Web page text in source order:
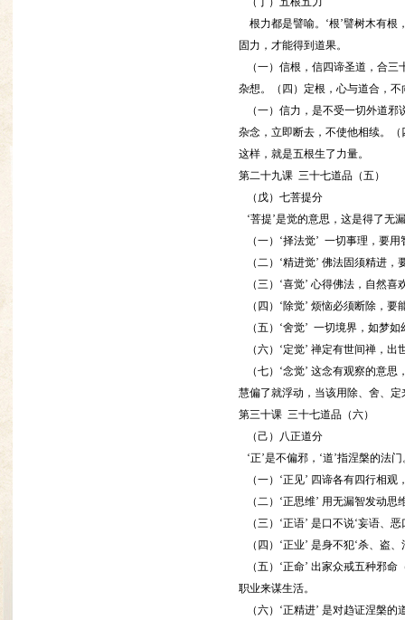
根力都是譬喻。‘根’譬树木有根
固力，才能得到道果。
（一）信根，信四谛圣道，合三
杂想。（四）定根，心与道合，
（一）信力，是不受一切外道邪
杂念，立即断去，不使他相续。
这样，就是五根生了力量。
第二十九课 三十七道品（五）
（戊）七菩提分
‘菩提’是觉的意思，这是得了无
（一）‘择法觉’ 一切事理，要
（二）‘精进觉’ 佛法固须精进
（三）‘喜觉’ 心得佛法，自然喜
（四）‘除觉’ 烦恼必须断除，
（五）‘舍觉’ 一切境界，如梦
（六）‘定觉’ 禅定有世间禅，
（七）‘念觉’ 这念有观察的意
慧偏了就浮动，当该用除、舍、定
第三十课 三十七道品（六）
（己）八正道分
‘正’是不偏邪，‘道’指涅槃的法
（一）‘正见’ 四谛各有四行相观
（二）‘正思维’ 用无漏智发动
（三）‘正语’ 是口不说‘妄语、
（四）‘正业’ 是身不犯‘杀、盗、
（五）‘正命’ 出家众戒五种邪
职业来谋生活。
（六）‘正精进’ 是对趋证涅槃的